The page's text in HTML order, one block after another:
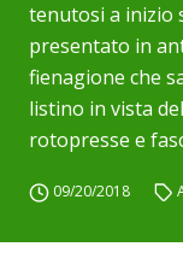
tenutosi a inizio
presentato in
fienagione che
listino in vista
rotopresse e
09/20/2018